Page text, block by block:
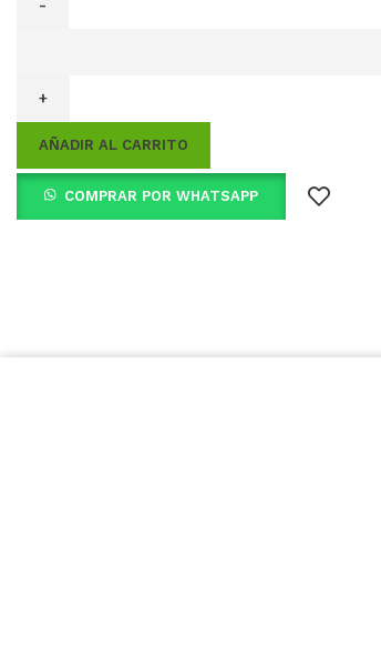
Agujero
"Dama
Senso"
Roca
cantidad
AÑADIR AL CARRITO
COMPRAR POR WHATSAPP